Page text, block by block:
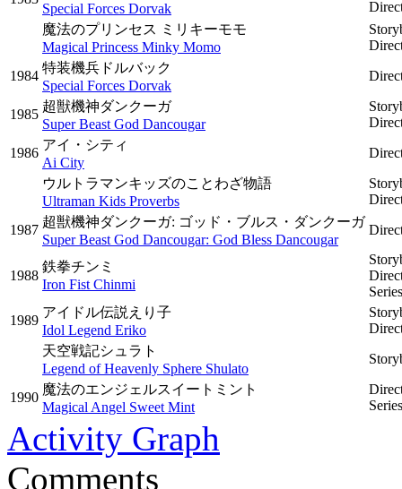
Special Forces Dorvak
魔法のプリンセス ミリキーモモ
Magical Princess Minky Momo
1984
特装機兵ドルバック
Special Forces Dorvak
1985
超獣機神ダンクーガ
Super Beast God Dancougar
1986
アイ・シティ
Ai City
ウルトラマンキッズのことわざ物語
Ultraman Kids Proverbs
1987
超獣機神ダンクーガ: ゴッド・ブルス・ダンクーガ
Super Beast God Dancougar: God Bless Dancougar
1988
鉄拳チンミ
Iron Fist Chinmi
1989
アイドル伝説えり子
Idol Legend Eriko
天空戦記シュラト
Legend of Heavenly Sphere Shulato
1990
魔法のエンジェルスイートミント
Magical Angel Sweet Mint
Activity Graph
Comments